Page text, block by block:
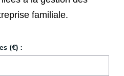
familiale.
(€) :